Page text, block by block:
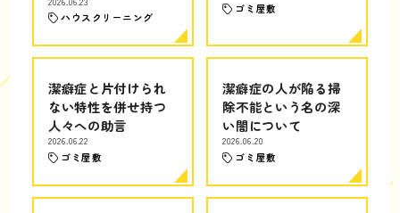
ハウスクリーニング
ゴミ屋敷
潔癖症と片付けられ
ない特性を併せ持つ
人々への助言
2026.06.22
ゴミ屋敷
潔癖症の人が陥る掃
除不能という名の深
い闇について
2026.06.20
ゴミ屋敷